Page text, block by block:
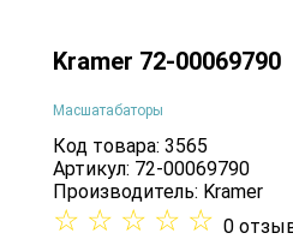
Kramer 72-00069790
Масшатабаторы
Код товара: 3565
Артикул: 72-00069790
Производитель: Kramer
☆ ☆ ☆ ☆ ☆ 0